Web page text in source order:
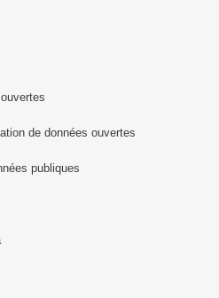
de données ouvertes
publiques